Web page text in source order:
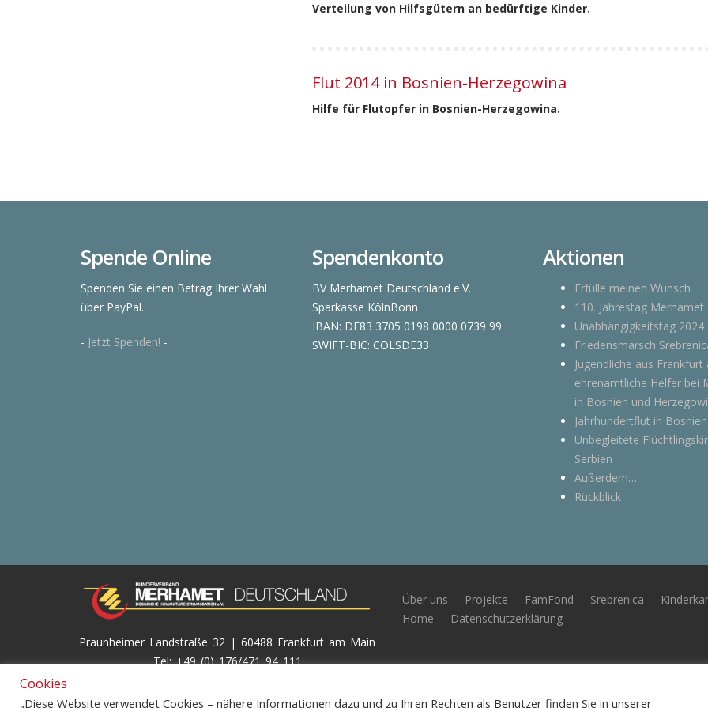
Verteilung von Hilfsgütern an bedürftige Kinder.
Flut 2014 in Bosnien-Herzegowina
Hilfe für Flutopfer in Bosnien-Herzegowina.
Spende Online
Spenden Sie einen Betrag Ihrer Wahl
über PayPal.
- Jetzt Spenden! -
Spendenkonto
BV Merhamet Deutschland e.V.
Sparkasse KölnBonn
IBAN: DE83 3705 0198 0000 0739 99
SWIFT-BIC: COLSDE33
Aktionen
Erfülle meinen Wunsch
110. Jahrestag Merhamet
Unabhängigkeitstag 2024
Friedensmarsch
Jugendliche aus Frankfurt
ehrenamtliche Helfer bei
in Bosnien und
Jahrhundertflut in Bosnien
Unbegleitete
Serbien
Außerdem…
Rückblick
Praunheimer Landstraße 32 | 60488 Frankfurt am Main
Tel: +49 (0) 176/471 94 111
© 2026 Merhamet Deutschland e.V.
Über uns Projekte FamFond Srebrenica
Home
Datenschutzerklärung
Cookies
„Diese Website verwendet Cookies – nähere Informationen dazu und zu Ihren Rechten als Benutzer finden Sie in unserer